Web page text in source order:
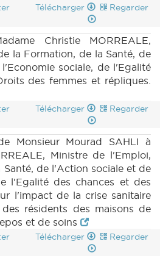
Télécharger Regarder
Christie MORREALE,
la Formation, de la Santé, de
sociale, de l'Egalité
des femmes et répliques.
Télécharger Regarder
Monsieur Mourad SAHLI à
Ministre de l'Emploi,
de l'Action sociale et de
l'Egalité des chances et des
l'impact de la crise sanitaire
résidents des maisons de
et de soins
Télécharger Regarder